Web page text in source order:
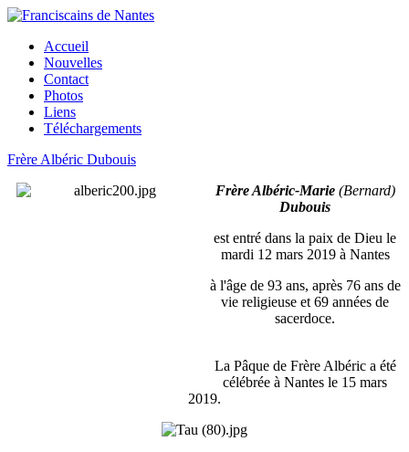
Accueil
Nouvelles
Contact
Photos
Liens
Téléchargements
Frère Albéric Dubouis
Frère Albéric-Marie (Bernard)
Dubouis
est entré dans la paix de Dieu le
mardi 12 mars 2019 à Nantes
à l'âge de 93 ans, après 76 ans de
vie religieuse et 69 années de
sacerdoce.
La Pâque de Frère Albéric a été
célébrée à Nantes le 15 mars
2019.